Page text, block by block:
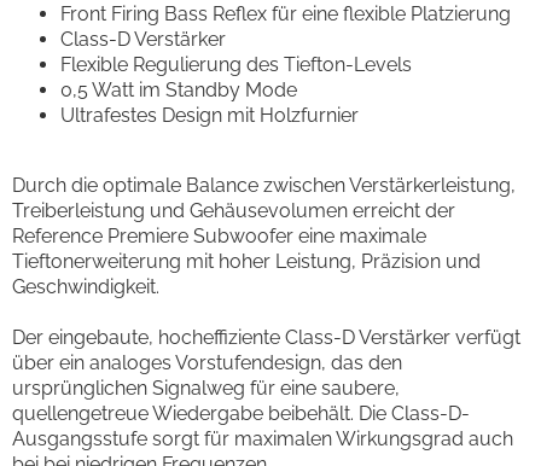
Front Firing Bass Reflex für eine flexible Platzierung
Class-D Verstärker
Flexible Regulierung des Tiefton-Levels
0,5 Watt im Standby Mode
Ultrafestes Design mit Holzfurnier
Durch die optimale Balance zwischen Verstärkerleistung,
Treiberleistung und Gehäusevolumen erreicht der
Reference Premiere Subwoofer eine maximale
Tieftonerweiterung mit hoher Leistung, Präzision und
Geschwindigkeit.
Der eingebaute, hocheffiziente Class-D Verstärker verfügt
über ein analoges Vorstufendesign, das den
ursprünglichen Signalweg für eine saubere,
quellengetreue Wiedergabe beibehält. Die Class-D-
Ausgangsstufe sorgt für maximalen Wirkungsgrad auch